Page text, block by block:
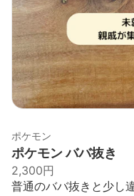
ポケモン
ポケモン ババ抜き
2,300円
普通のババ抜きと少し